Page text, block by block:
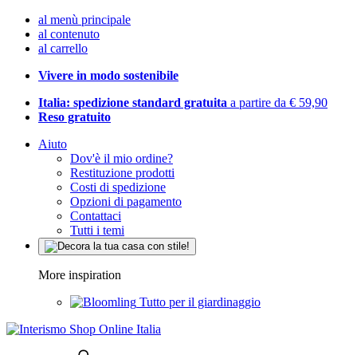
al menù principale
al contenuto
al carrello
Vivere in modo sostenibile
Italia: spedizione standard gratuita a partire da € 59,90
Reso gratuito
Aiuto
Dov'è il mio ordine?
Restituzione prodotti
Costi di spedizione
Opzioni di pagamento
Contattaci
Tutti i temi
More inspiration
Tutto per il giardinaggio